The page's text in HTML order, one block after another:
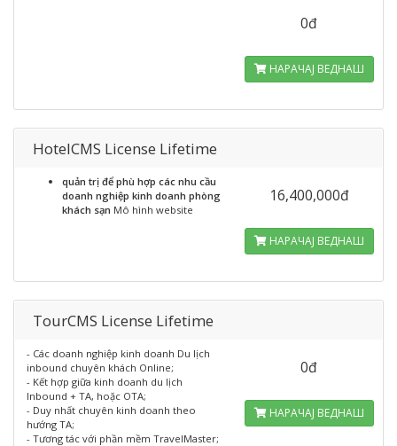
0đ
НАРАЧАЈ ВЕДНАШ
HotelCMS License Lifetime
quản trị để phù hợp các nhu cầu
doanh nghiệp kinh doanh phòng
khách sạn Mô hình website
16,400,000đ
НАРАЧАЈ ВЕДНАШ
TourCMS License Lifetime
- Các doanh nghiệp kinh doanh Du lịch
inbound chuyên khách Online;
- Kết hợp giữa kinh doanh du lịch
Inbound + TA, hoặc OTA;
- Duy nhất chuyên kinh doanh theo
hướng TA;
- Tương tác với phần mềm TravelMaster;
0đ
НАРАЧАЈ ВЕДНАШ